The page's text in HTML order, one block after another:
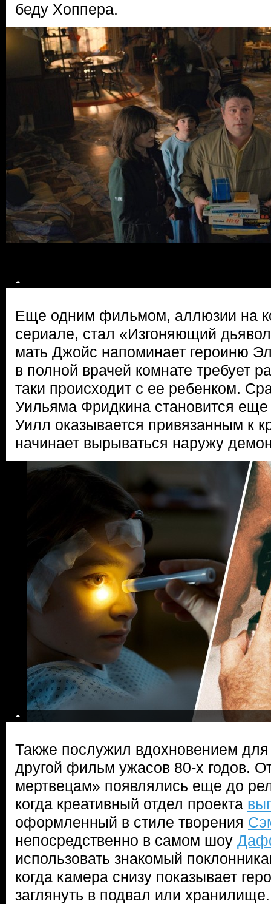
беду Хоппера.
Еще одним фильмом, аллюзии на
сериале, стал «Изгоняющий
мать Джойс напоминает героиню
в полной врачей комнате требует
таки происходит с ее ребенком.
Уильяма Фридкина становится еще
Уилл оказывается привязанным к
начинает вырываться наружу
Также послужил вдохновением
другой фильм ужасов 80-х годов.
мертвецам» появлялись еще до
когда креативный отдел проекта
оформленный в стиле творения
непосредственно в самом шоу
использовать знакомый
когда камера снизу показывает
заглянуть в подвал или